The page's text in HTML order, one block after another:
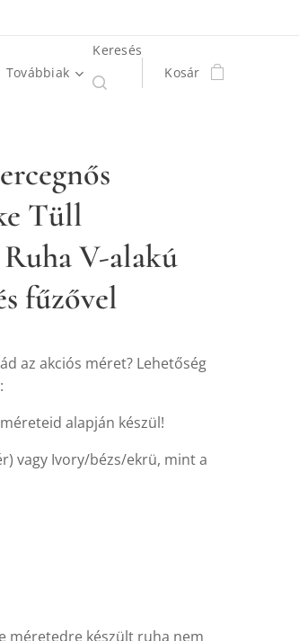
Továbbiak
Keresés
Kosár
Tüll
V-alakú
fűzővel
az akciós méret? Lehetőség
alapján készül!
vagy Ivory/bézs/ekrü, mint a
méretedre készült ruha nem